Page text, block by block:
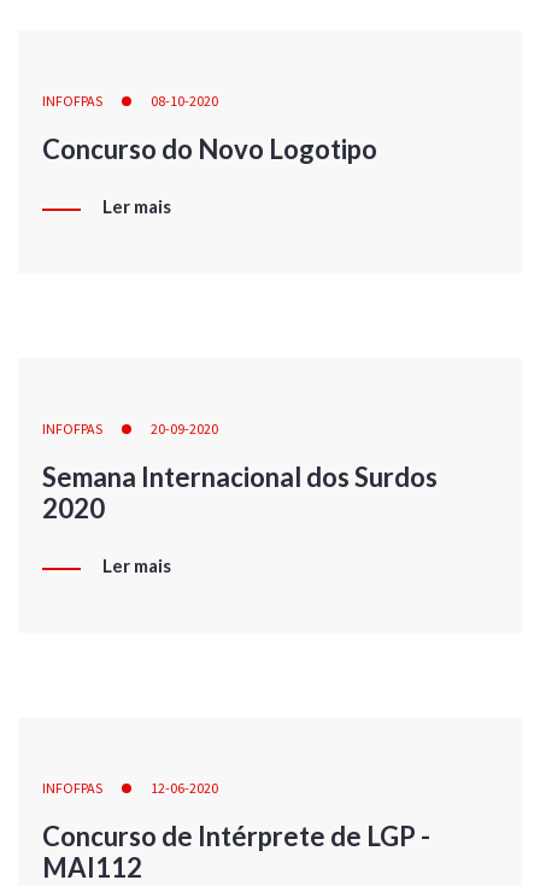
INFOFPAS 08-10-2020
Concurso do Novo Logotipo
Ler mais
INFOFPAS 20-09-2020
Semana Internacional dos Surdos
2020
Ler mais
INFOFPAS 12-06-2020
Concurso de Intérprete de LGP -
MAI112